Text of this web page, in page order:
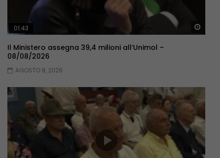
01:43
Il Ministero assegna 39,4 milioni all’Unimol –
08/08/2026
AGOSTO 8, 2026